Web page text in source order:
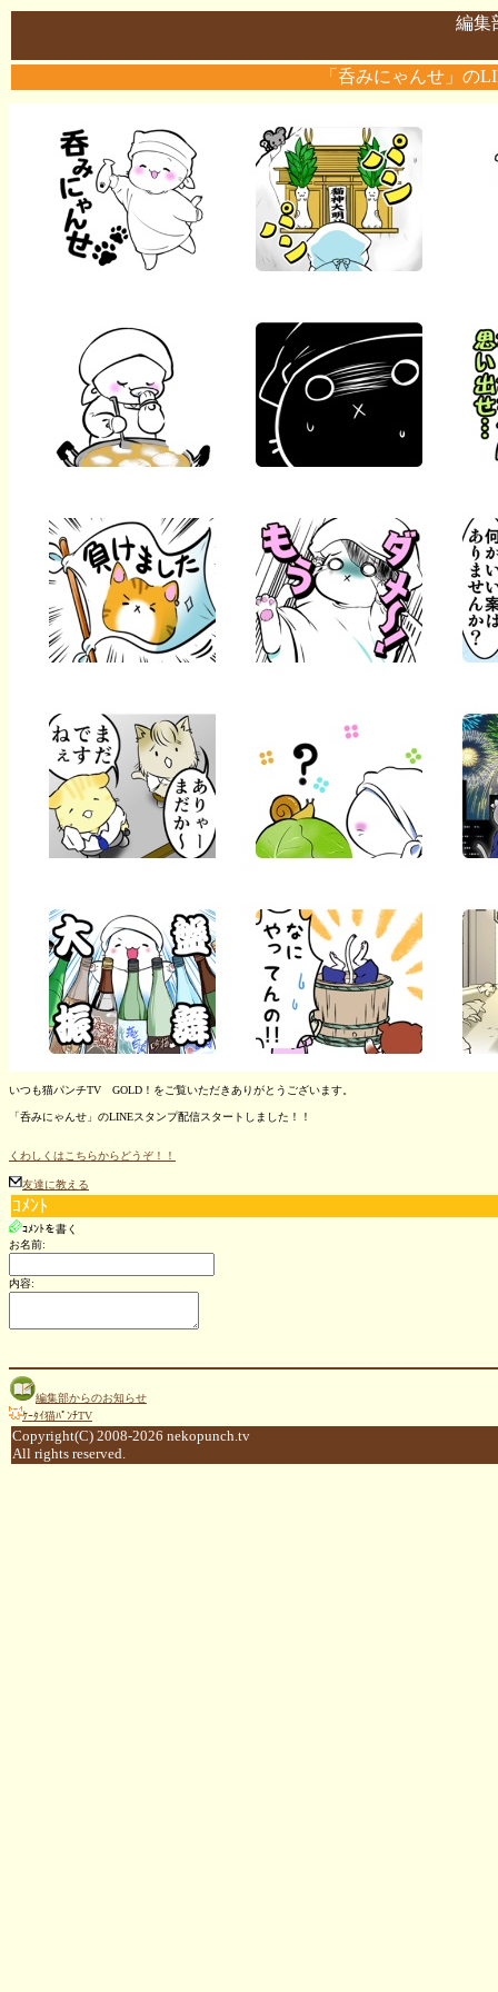
編集
「呑みにゃんせ」の
いつも猫パンチTV GOLD！をご覧いただきありがとうございます。
「呑みにゃんせ」のLINEスタンプ配信スタートしました！！
くわしくはこちらからどうぞ！！
友達に教える
ｺﾒﾝﾄ
ｺﾒﾝﾄを書く
お名前:
内容:
編集部からのお知らせ
ｹｰﾀｲ猫ﾊﾟﾝﾁTV
Copyright(C) 2008-2026 nekopunch.tv
All rights reserved.